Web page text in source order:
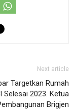
Next article
Targetkan Rumah
Selesai 2023. Ketua
Brigjen